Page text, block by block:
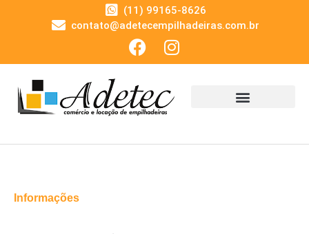
(11) 99165-8626
contato@adetecempilhadeiras.com.br
Informações